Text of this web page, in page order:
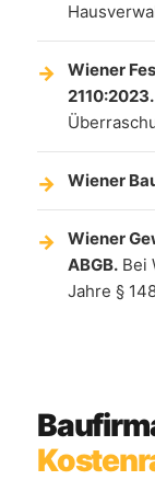
Wiener
2110:2023.
Wiener
Wiener
ABGB. Bei
Jahre §